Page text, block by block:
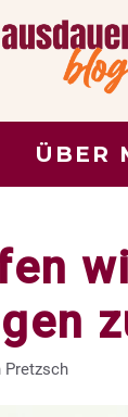
ÜBER
Pretzsch